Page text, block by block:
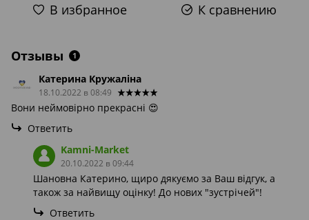
В избранное К сравнению
Отзывы 1
Катерина Кружаліна
18.10.2022 в 08:49
Вони неймовірно прекрасні 😍
Ответить
Kamni-Market
20.10.2022 в 09:44
Шановна Катерино, щиро дякуємо за Ваш відгук, а
також за найвищу оцінку! До нових "зустрічей"!
Ответить